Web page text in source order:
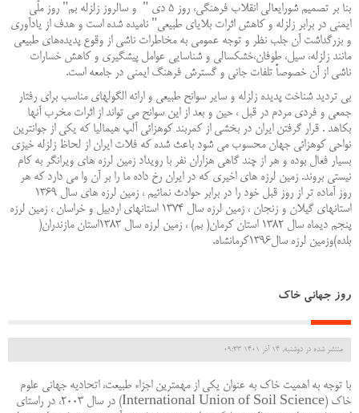
بنا بر تصمیم شورایعالی انقلاب فرهنگی، روز 5 دی " و سالروز زلزله بم" روز ملّی
ایمنی در برابر زلزله و کاهش اثرات بلایای طبیعی" نامیده شده است و هدف از یادآوری
و بزرگداشت آن جلب نظر و توجه عمومی به مخاطرات ناشی از وقوع پدیده‌های طبیعی
مانند زلزله، سیل، طوفان،خشکسالی و شناسایی عوامل پیشگیری و کاهش خسارات
ناشی از آن خصوصاً تلفات جانی و گسترش فرهنگ ایمنی در جامعه است.
بی تردید شناخت پدیده زلزله و سایر سوانح طبیعی و ارائه الگولهای مناسب برای رفتار
جمعی و فردی مردم در قبل ، حین و بعد از این سوانح می تواند از اثرات مخرب آنها
بکاهد . قرار گرفتن ایران در بخشی از کمربند کوهزائی آلپ هیمالیا که یکی از جوانترین
نواحی کوهزائی جهان محسوب می شود باعث شده که فلات ایران از لحاظ زلزله خیزی
بسیار فعال بوده و هر از چند گاهی هزاران نفر با رویداد زمین لرزه های ویرانگر به کام
نیستی بروند. زمین لرزه های اخیری که در ایران رخ داده ما را بر آن وا می دارد که هر
روز آماده تر از روز قبل خود را در برابر حوادث نمائیم ، زمین لرزه های سال 1369
استانهای گیلان و زنجان ، زمین لرزه سال 1374 استانهای اردبیل و خراسان ، زمین لرزه
پنجم دیماه سال 1382 استان کرمان( بم) ، زمین لرزه سال 1383استان مازندران(
بلده)وزمین لرزه سال1396کرمانشاه.
روز جهانی خاک
منتشر شده در دوشنبه, 14 آذر 1401 09:33
با توجه به اهمیت خاک به عنوان یکی از مهم­ترین اجزاء طبیعت، اتحادیه جهانی علوم
خاک (International Union of Soil Science) در سال ۲۰۰۳، در راستای